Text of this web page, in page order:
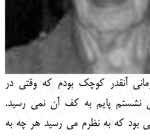
آنقدر کوچک بودم که وقتی در
نشستم پایم به کف آن نمی رسید.
بود که به نظرم می رسید هر چه به